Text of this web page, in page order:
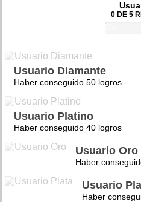
0 DE 5
Usuario Diamante
Haber conseguido 50 logros
Usuario Platino
Haber conseguido 40 logros
Usuario Oro
Haber
Usuario
Haber